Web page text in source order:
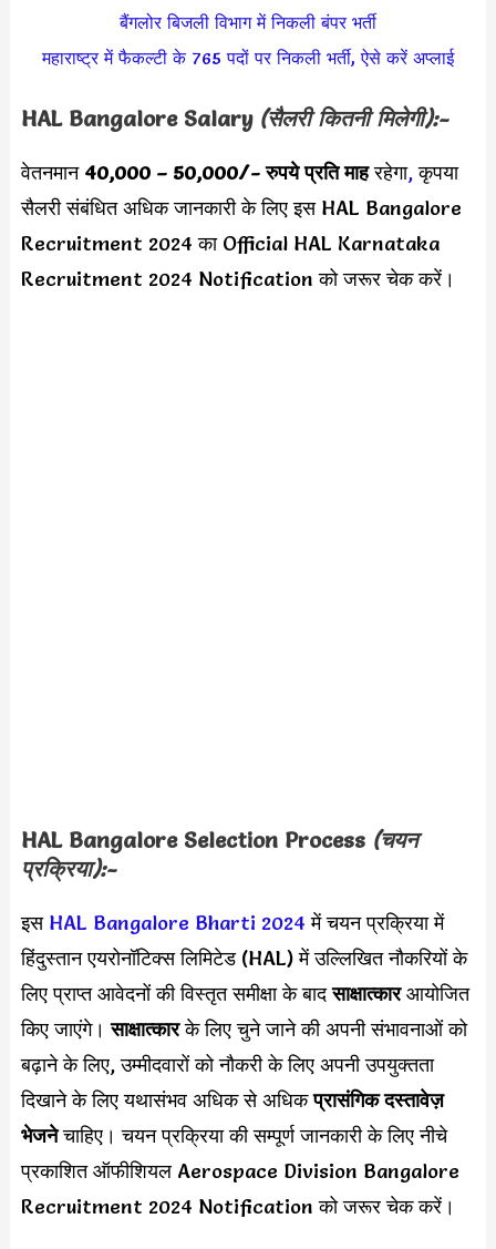
बैंगलोर बिजली विभाग में निकली बंपर भर्ती
महाराष्ट्र में फैकल्टी के 765 पदों पर निकली भर्ती, ऐसे करें अप्लाई
HAL Bangalore Salary (सैलरी कितनी मिलेगी):-
वेतनमान 40,000 – 50,000/-रुपये प्रति माहरहेगा,कृपया
सैलरी संबंधित अधिक जानकारी के लिए इस HAL Bangalore
Recruitment 2024 का Official HAL Karnataka
Recruitment 2024 Notification को जरूर चेक करें।
HAL Bangalore Selection Process (चयन
प्रक्रिया):-
इस HAL Bangalore Bharti 2024में चयन प्रक्रिया में
हिंदुस्तान एयरोनॉटिक्स लिमिटेड (HAL) में उल्लिखित नौकरियों के
लिए प्राप्त आवेदनों की विस्तृत समीक्षा के बादसाक्षात्कारआयोजित
किए जाएंगे।साक्षात्कारके लिए चुने जाने की अपनी संभावनाओं को
बढ़ाने के लिए, उम्मीदवारों को नौकरी के लिए अपनी उपयुक्तता
दिखाने के लिए यथासंभव अधिक से अधिकप्रासंगिक दस्तावेज़
भेजनेचाहिए। चयन प्रक्रिया की सम्पूर्ण जानकारी के लिए नीचे
प्रकाशित ऑफीशियल Aerospace Division Bangalore
Recruitment 2024 Notification को जरूर चेक करें।